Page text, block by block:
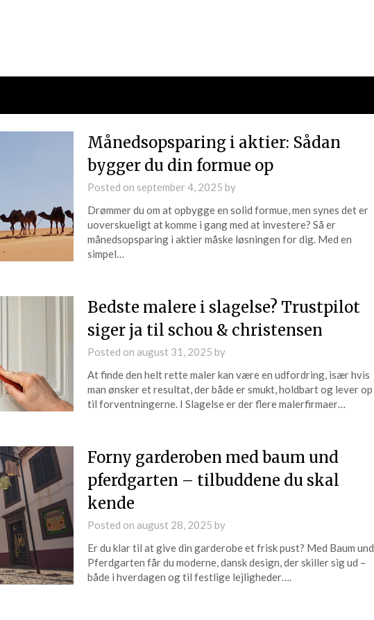
Månedsopsparing i aktier: Sådan
bygger du din formue op
Posted on september 4, 2025 by
Drømmer du om at opbygge en solid formue, men synes det er
uoverskueligt at komme i gang med at investere? Så er
månedsopsparing i aktier måske løsningen for dig. Med en
simpel…
Bedste malere i slagelse? Trustpilot
siger ja til schou & christensen
Posted on august 31, 2025 by
At finde den helt rette maler kan være en udfordring, især hvis
man ønsker et resultat, der både er smukt, holdbart og lever op
til forventningerne. I Slagelse er der flere malerfirmaer…
Forny garderoben med baum und
pferdgarten – tilbuddene du skal
kende
Posted on august 28, 2025 by
Er du klar til at give din garderobe et frisk pust? Med Baum und
Pferdgarten får du moderne, dansk design, der skiller sig ud –
både i hverdagen og til festlige lejligheder….